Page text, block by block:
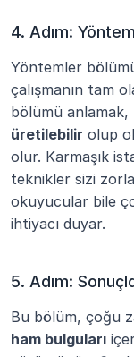
4. Adım:
Yöntemler
çalışmanın tam
bölümü anlamak,
üretilebilir olup
olur. Karmaşık
teknikler sizi
okuyucular bile
ihtiyacı duyar.
5. Adım:
Bu bölüm, çoğu
ham bulguları